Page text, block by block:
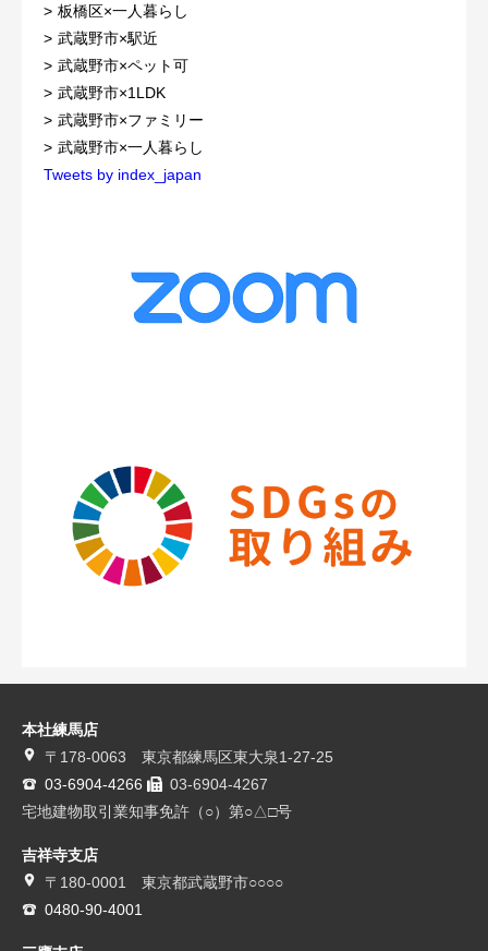
板橋区×一人暮らし
武蔵野市×駅近
武蔵野市×ペット可
武蔵野市×1LDK
武蔵野市×ファミリー
武蔵野市×一人暮らし
Tweets by index_japan
本社練馬店
〒178-0063 東京都練馬区東大泉1-27-25
03-6904-4266
03-6904-4267
宅地建物取引業知事免許（○）第○△□号
吉祥寺支店
〒180-0001 東京都武蔵野市○○○○
0480-90-4001